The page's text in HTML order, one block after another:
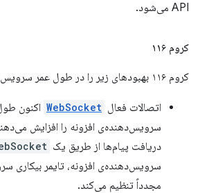
API می‌شود.
کروم ۱۱۶
کروم ۱۱۶ بهبودهای زیر را در طول عمر سرویس ورکرها معرفی کرد:
اتصالات فعال WebSocket اکنون
سرویس‌دهنده‌ی افزونه را افزایش
دریافت پیام‌ها از طریق یک
سرویس‌دهنده‌ی افزونه، تایمر بیکاری
مجدداً تنظیم می‌کند.